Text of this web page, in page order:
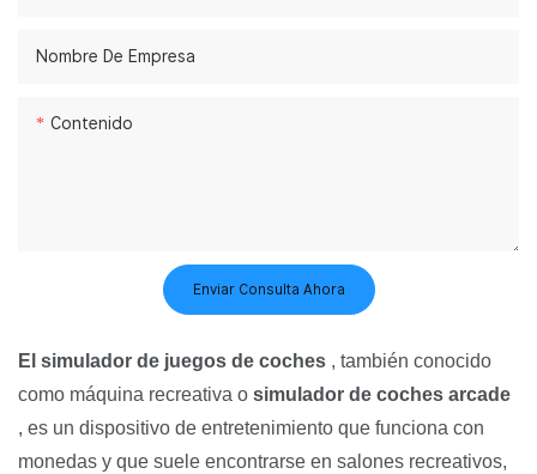
Nombre De Empresa
Contenido
Enviar Consulta Ahora
El simulador de juegos de coches , también conocido
como máquina recreativa o simulador de coches arcade
, es un dispositivo de entretenimiento que funciona con
monedas y que suele encontrarse en salones recreativos,